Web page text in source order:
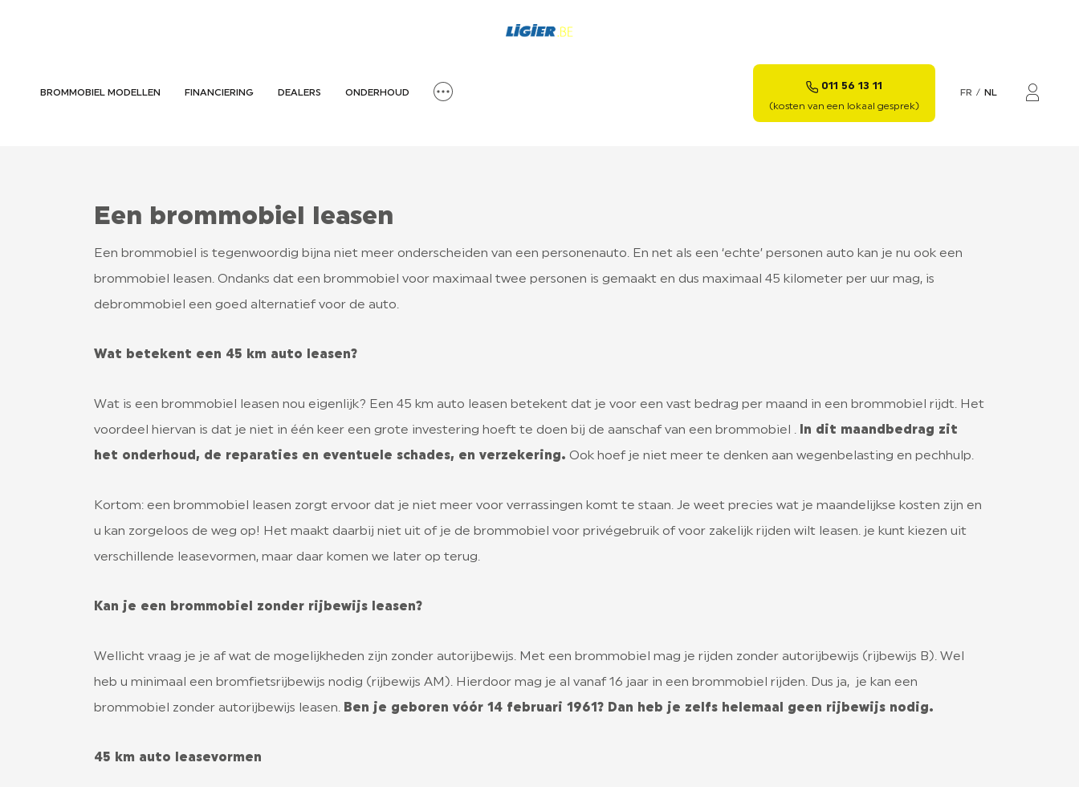
BROMMOBIEL MODELLEN FINANCIERING DEALERS ONDERHOUD
011 56 13 11
(kosten van een lokaal gesprek)
FR NL
Een brommobiel leasen
Een brommobiel is tegenwoordig bijna niet meer onderscheiden van een personenauto. En net als een ‘echte’ personen auto kan je nu ook een
brommobiel leasen. Ondanks dat een brommobiel voor maximaal twee personen is gemaakt en dus maximaal 45 kilometer per uur mag, is
debrommobiel een goed alternatief voor de auto.
Wat betekent een 45 km auto leasen?
Wat is een brommobiel leasen nou eigenlijk? Een 45 km auto leasen betekent dat je voor een vast bedrag per maand in een brommobiel rijdt. Het
voordeel hiervan is dat je niet in één keer een grote investering hoeft te doen bij de aanschaf van een brommobiel .
In dit maandbedrag zit
het onderhoud, de reparaties en eventuele schades, en verzekering. Ook hoef je niet meer te denken aan wegenbelasting en pechhulp.
Kortom: een brommobiel leasen zorgt ervoor dat je niet meer voor verrassingen komt te staan. Je weet precies wat je maandelijkse kosten zijn en
u kan zorgeloos de weg op! Het maakt daarbij niet uit of je de brommobiel voor privégebruik of voor zakelijk rijden wilt leasen. je kunt kiezen uit
verschillende leasevormen, maar daar komen we later op terug.
Kan je een brommobiel zonder rijbewijs leasen?
Wellicht vraag je je af wat de mogelijkheden zijn zonder autorijbewijs. Met een brommobiel mag je rijden zonder autorijbewijs (rijbewijs B). Wel
heb u minimaal een bromfietsrijbewijs nodig (rijbewijs AM). Hierdoor mag je al vanaf 16 jaar in een brommobiel rijden. Dus ja, je kan een
brommobiel zonder autorijbewijs leasen. Ben je geboren vóór 14 februari 1961? Dan heb je zelfs helemaal geen rijbewijs nodig.
45 km auto leasevormen